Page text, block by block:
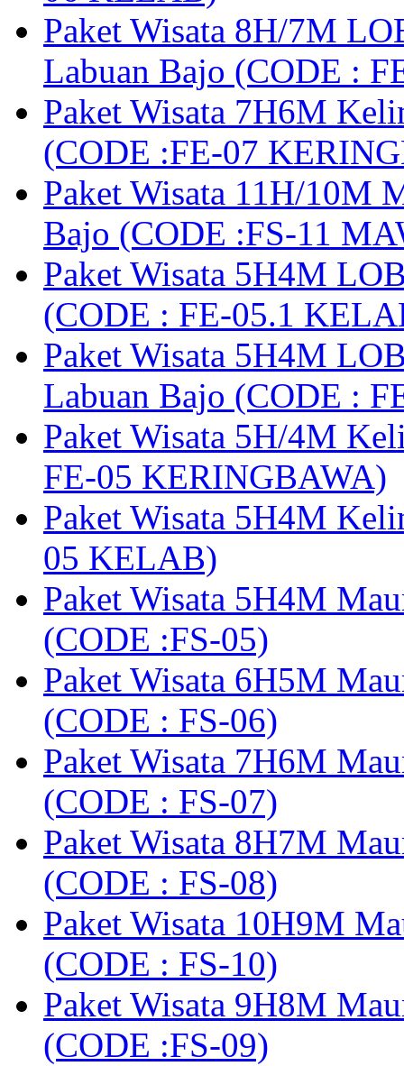
Paket Wisata 8H/7M
Labuan Bajo (CODE :
Paket Wisata 7H6M
(CODE :FE-07
Paket Wisata 11H/10M
Bajo (CODE :FS-11
Paket Wisata 5H4M
(CODE : FE-05.1
Paket Wisata 5H4M
Labuan Bajo (CODE :
Paket Wisata 5H/4M
FE-05 KERINGBAWA)
Paket Wisata 5H4M
05 KELAB)
Paket Wisata 5H4M
(CODE :FS-05)
Paket Wisata 6H5M
(CODE : FS-06)
Paket Wisata 7H6M
(CODE : FS-07)
Paket Wisata 8H7M
(CODE : FS-08)
Paket Wisata 10H9M
(CODE : FS-10)
Paket Wisata 9H8M
(CODE :FS-09)